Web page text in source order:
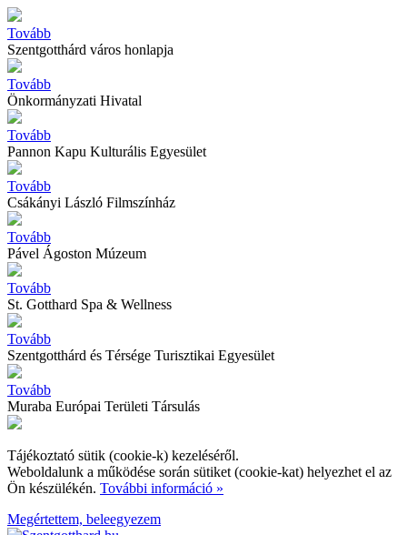
Tovább
Szentgotthárd város honlapja
Tovább
Önkormányzati Hivatal
Tovább
Pannon Kapu Kulturális Egyesület
Tovább
Csákányi László Filmszínház
Tovább
Pável Ágoston Múzeum
Tovább
St. Gotthard Spa & Wellness
Tovább
Szentgotthárd és Térsége Turisztikai Egyesület
Tovább
Muraba Európai Területi Társulás
Tájékoztató sütik (cookie-k) kezeléséről.
Weboldalunk a működése során sütiket (cookie-kat) helyezhet el az
Ön készülékén. További információ »
Megértettem, beleegyezem